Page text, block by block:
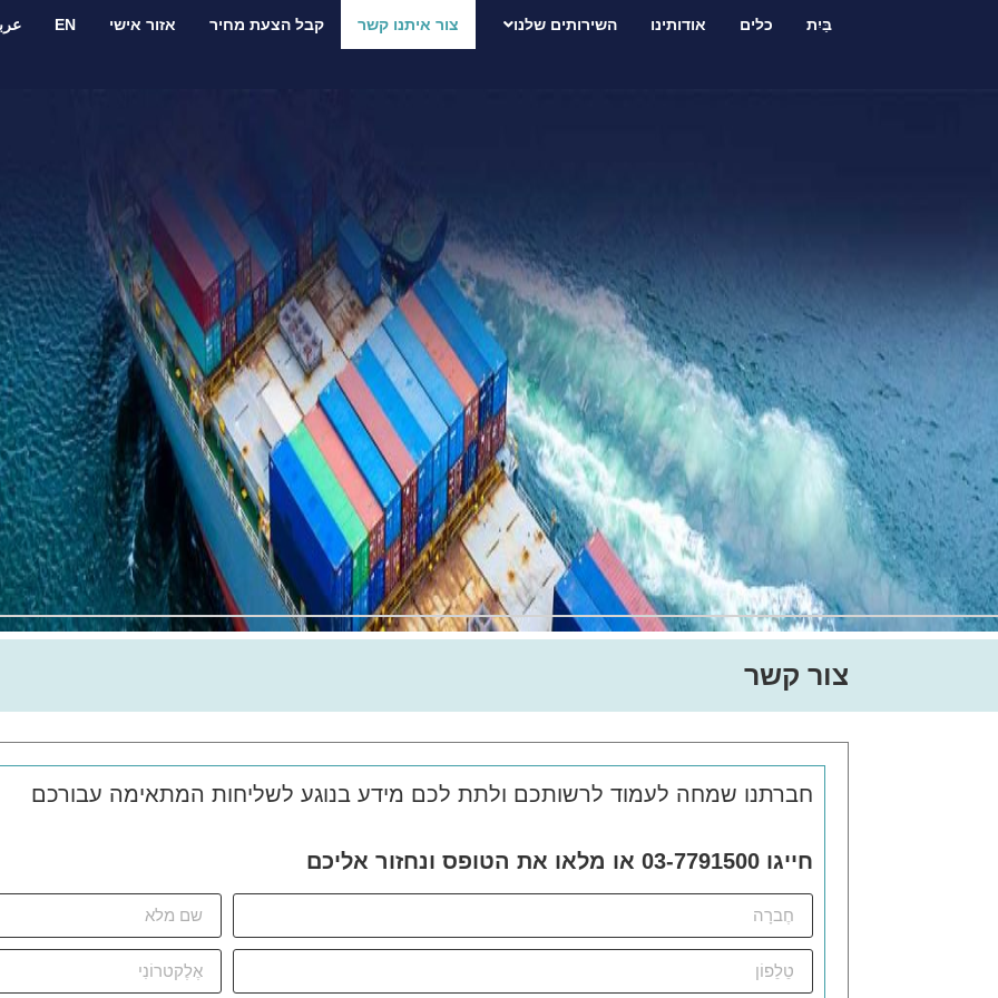
בַּיִת כלים אודותינו השירותים שלנו צור איתנו קשר קבל הצעת מחיר אזור אישי EN
צור קשר
חברתנו שמחה לעמוד לרשותכם ולתת לכם מידע בנוגע לשליחות המתאימה עבורכם
חייגו 03-7791500 או מלאו את הטופס ונחזור אליכם